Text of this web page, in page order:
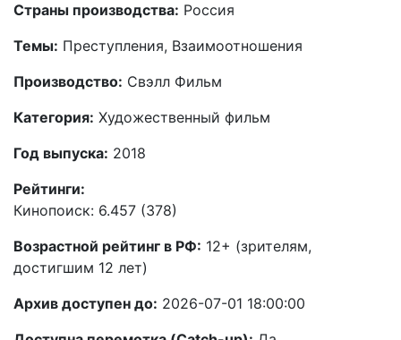
Страны производства: Россия
Темы: Преступления, Взаимоотношения
Производство: Свэлл Фильм
Категория: Художественный фильм
Год выпуска: 2018
Рейтинги:
Кинопоиск: 6.457 (378)
Возрастной рейтинг в РФ: 12+ (зрителям,
достигшим 12 лет)
Архив доступен до: 2026-07-01 18:00:00